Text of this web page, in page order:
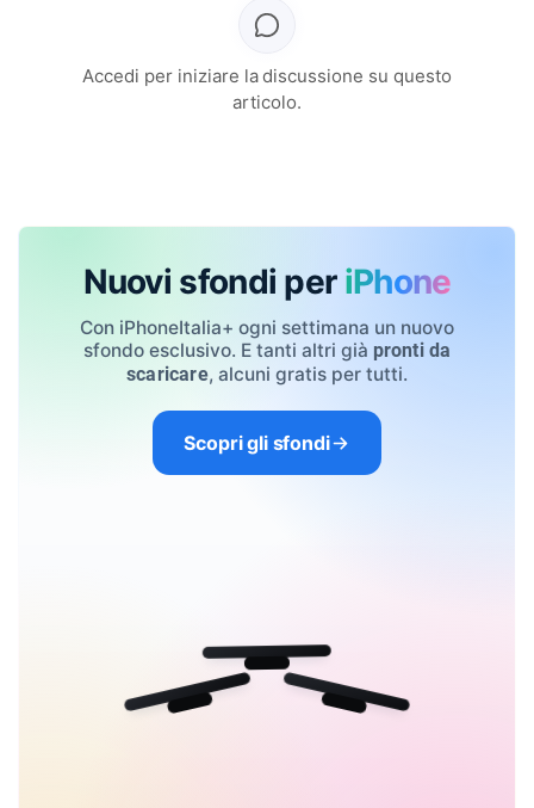
Accedi per iniziare la discussione su questo
articolo.
Nuovi sfondi per iPhone
Con iPhoneItalia+ ogni settimana un nuovo
sfondo esclusivo. E tanti altri già pronti da
scaricare, alcuni gratis per tutti.
Scopri gli sfondi